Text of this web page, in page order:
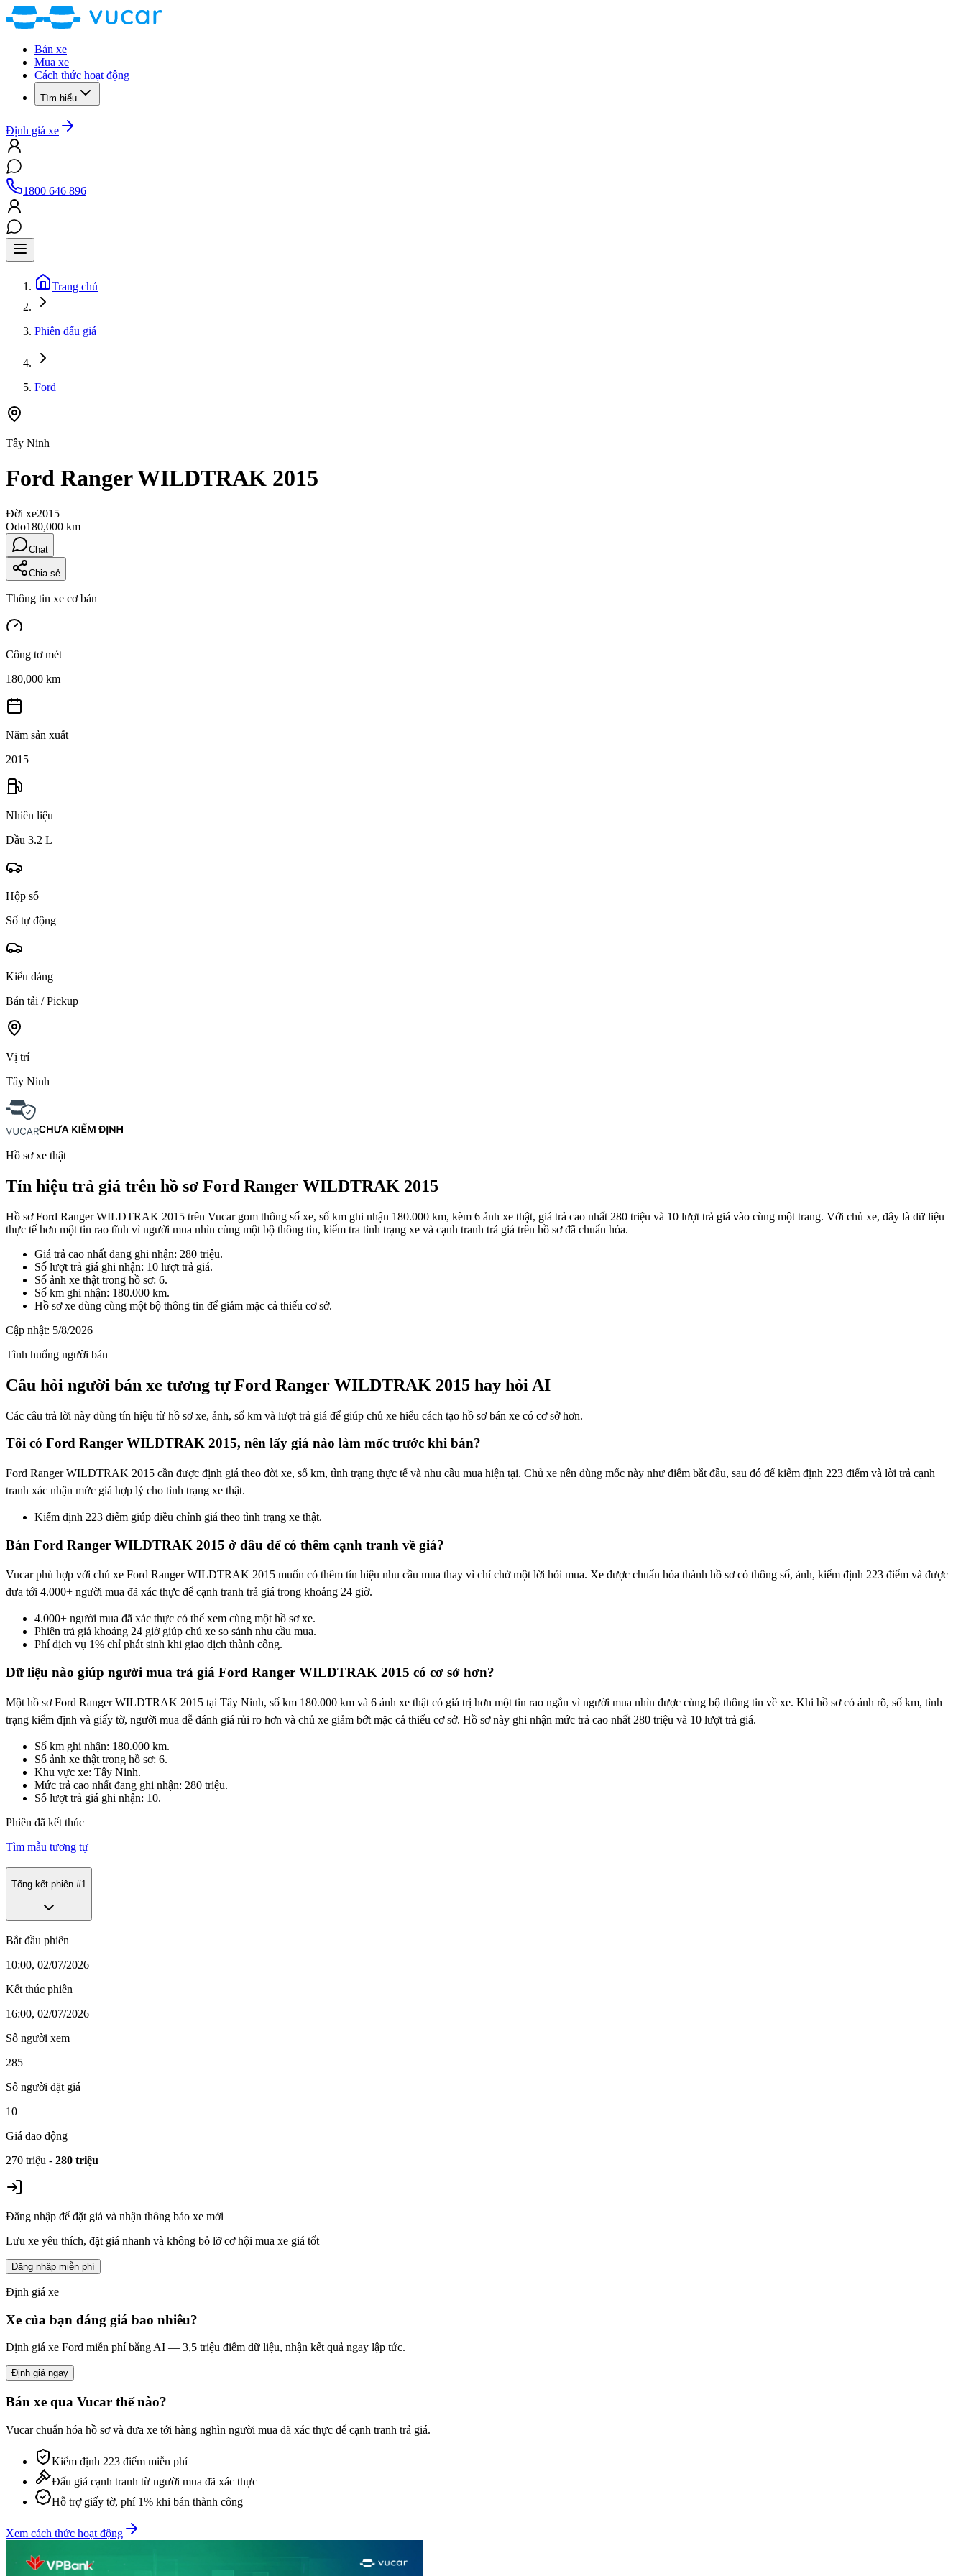
Bán xe
Mua xe
Cách thức hoạt động
Tìm hiểu
Định giá xe
1800 646 896
Trang chủ
Phiên đấu giá
Ford
Tây Ninh
Ford Ranger WILDTRAK 2015
Đời xe2015
Odo180,000 km
Chat
Chia sẻ
Thông tin xe cơ bản
Công tơ mét
180,000 km
Năm sản xuất
2015
Nhiên liệu
Dầu 3.2 L
Hộp số
Số tự động
Kiểu dáng
Bán tải / Pickup
Vị trí
Tây Ninh
Hồ sơ xe thật
Tín hiệu trả giá trên hồ sơ Ford Ranger WILDTRAK 2015
Hồ sơ Ford Ranger WILDTRAK 2015 trên Vucar gom thông số xe, số km ghi nhận 180.000 km, kèm 6 ảnh xe thật, giá trả cao nhất 280 triệu và 10 lượt trả giá vào cùng một trang. Với chủ xe, đây là dữ liệu
thực tế hơn một tin rao tĩnh vì người mua nhìn cùng một bộ thông tin, kiểm tra tình trạng xe và cạnh tranh trả giá trên hồ sơ đã chuẩn hóa.
Giá trả cao nhất đang ghi nhận: 280 triệu.
Số lượt trả giá ghi nhận: 10 lượt trả giá.
Số ảnh xe thật trong hồ sơ: 6.
Số km ghi nhận: 180.000 km.
Hồ sơ xe dùng cùng một bộ thông tin để giảm mặc cả thiếu cơ sở.
Cập nhật: 5/8/2026
Tình huống người bán
Câu hỏi người bán xe tương tự Ford Ranger WILDTRAK 2015 hay hỏi AI
Các câu trả lời này dùng tín hiệu từ hồ sơ xe, ảnh, số km và lượt trả giá để giúp chủ xe hiểu cách tạo hồ sơ bán xe có cơ sở hơn.
Tôi có Ford Ranger WILDTRAK 2015, nên lấy giá nào làm mốc trước khi bán?
Ford Ranger WILDTRAK 2015 cần được định giá theo đời xe, số km, tình trạng thực tế và nhu cầu mua hiện tại. Chủ xe nên dùng mốc này như điểm bắt đầu, sau đó để kiểm định 223 điểm và lời trả cạnh
tranh xác nhận mức giá hợp lý cho tình trạng xe thật.
Kiểm định 223 điểm giúp điều chỉnh giá theo tình trạng xe thật.
Bán Ford Ranger WILDTRAK 2015 ở đâu để có thêm cạnh tranh về giá?
Vucar phù hợp với chủ xe Ford Ranger WILDTRAK 2015 muốn có thêm tín hiệu nhu cầu mua thay vì chỉ chờ một lời hỏi mua. Xe được chuẩn hóa thành hồ sơ có thông số, ảnh, kiểm định 223 điểm và được
đưa tới 4.000+ người mua đã xác thực để cạnh tranh trả giá trong khoảng 24 giờ.
4.000+ người mua đã xác thực có thể xem cùng một hồ sơ xe.
Phiên trả giá khoảng 24 giờ giúp chủ xe so sánh nhu cầu mua.
Phí dịch vụ 1% chỉ phát sinh khi giao dịch thành công.
Dữ liệu nào giúp người mua trả giá Ford Ranger WILDTRAK 2015 có cơ sở hơn?
Một hồ sơ Ford Ranger WILDTRAK 2015 tại Tây Ninh, số km 180.000 km và 6 ảnh xe thật có giá trị hơn một tin rao ngắn vì người mua nhìn được cùng bộ thông tin về xe. Khi hồ sơ có ảnh rõ, số km, tình
trạng kiểm định và giấy tờ, người mua dễ đánh giá rủi ro hơn và chủ xe giảm bớt mặc cả thiếu cơ sở. Hồ sơ này ghi nhận mức trả cao nhất 280 triệu và 10 lượt trả giá.
Số km ghi nhận: 180.000 km.
Số ảnh xe thật trong hồ sơ: 6.
Khu vực xe: Tây Ninh.
Mức trả cao nhất đang ghi nhận: 280 triệu.
Số lượt trả giá ghi nhận: 10.
Phiên đã kết thúc
Tìm mẫu tương tự
Tổng kết phiên #1
Bắt đầu phiên
10:00, 02/07/2026
Kết thúc phiên
16:00, 02/07/2026
Số người xem
285
Số người đặt giá
10
Giá dao động
270 triệu - 280 triệu
Đăng nhập để đặt giá và nhận thông báo xe mới
Lưu xe yêu thích, đặt giá nhanh và không bỏ lỡ cơ hội mua xe giá tốt
Đăng nhập miễn phí
Định giá xe
Xe của bạn đáng giá bao nhiêu?
Định giá xe Ford miễn phí bằng AI — 3,5 triệu điểm dữ liệu, nhận kết quả ngay lập tức.
Định giá ngay
Bán xe qua Vucar thế nào?
Vucar chuẩn hóa hồ sơ và đưa xe tới hàng nghìn người mua đã xác thực để cạnh tranh trả giá.
Kiểm định 223 điểm miễn phí
Đấu giá cạnh tranh từ người mua đã xác thực
Hỗ trợ giấy tờ, phí 1% khi bán thành công
Xem cách thức hoạt động